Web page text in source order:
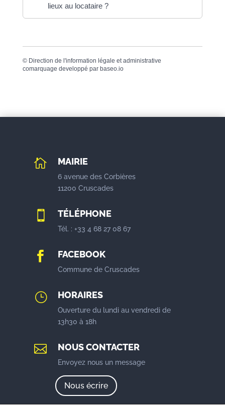
lieux au locataire ?
© Direction de l'information légale et administrative
comarquage developpé par baseo.io
 MAIRIE
6 avenue des Corbières
11200 Cruscades
 TÉLÉPHONE
Tél. : +33 4 68 27 08 67
 FACEBOOK
Commune de Cruscades
} HORAIRES
Ouverture du lundi au vendredi de
13h30 à 18h
 NOUS CONTACTER
Envoyez nous un message
Nous écrire